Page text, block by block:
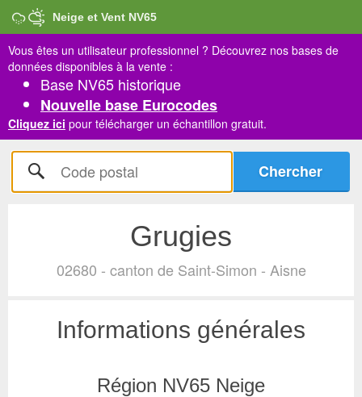
Neige et Vent NV65
Vous êtes un utilisateur professionnel ? Découvrez nos bases de
données disponibles à la vente :
Base NV65 historique
Nouvelle base Eurocodes
Cliquez ici pour télécharger un échantillon gratuit.
Grugies
02680 - canton de Saint-Simon - Aisne
Informations générales
Région NV65 Neige